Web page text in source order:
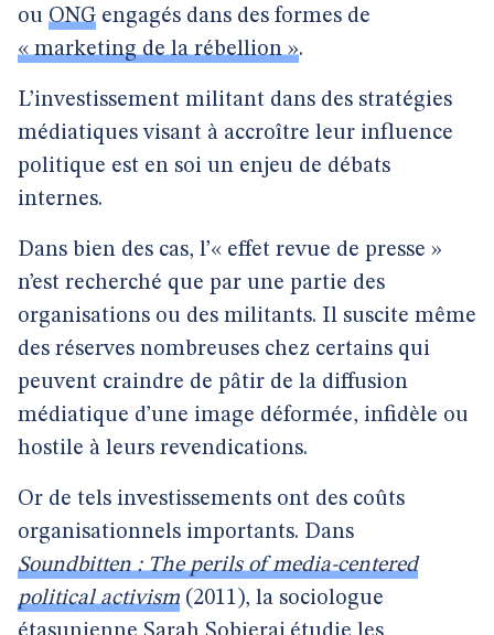
ou ONG engagés dans des formes de
« marketing de la rébellion ».
L’investissement militant dans des stratégies
médiatiques visant à accroître leur influence
politique est en soi un enjeu de débats
internes.
Dans bien des cas, l’« effet revue de presse »
n’est recherché que par une partie des
organisations ou des militants. Il suscite même
des réserves nombreuses chez certains qui
peuvent craindre de pâtir de la diffusion
médiatique d’une image déformée, infidèle ou
hostile à leurs revendications.
Or de tels investissements ont des coûts
organisationnels importants. Dans
Soundbitten : The perils of media-centered
political activism (2011), la sociologue